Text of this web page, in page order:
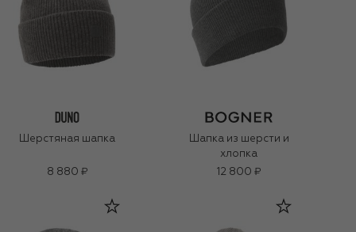
Шерстяная шапка
8 880 ₽
Шапка из шерсти и
хлопка
12 800 ₽